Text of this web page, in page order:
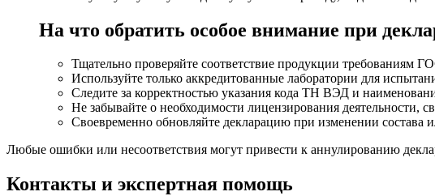
На что обратить особое внимание при
Тщательно проверяйте соответствие продукции требованиям
Используйте только аккредитованные лаборатории для
Следите за корректностью указания кода ТН ВЭД и
Не забывайте о необходимости лицензирования деятельности,
Своевременно обновляйте декларацию при изменении состава
Любые ошибки или несоответствия могут привести к аннулированию
Контакты и экспертная помощь